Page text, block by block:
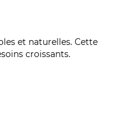
et naturelles. Cette
croissants.